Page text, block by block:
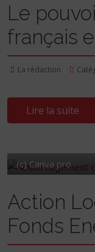
Le
français
La rédaction
Lire la suite
(c) Canva pro
Action
Fonds